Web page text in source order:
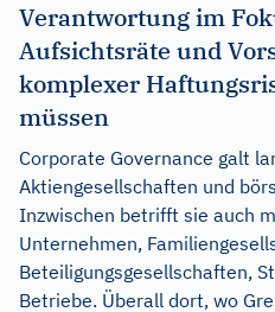
Verantwortung im
Aufsichtsräte und
komplexer
müssen
Corporate Governance galt
Aktiengesellschaften und
Inzwischen betrifft sie auch
Unternehmen,
Beteiligungsgesellschaften,
Betriebe. Überall dort, wo